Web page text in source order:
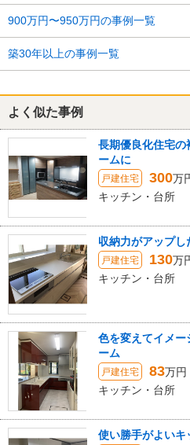
900万円〜950万円の事例一覧
築30年以上の事例一覧
よく似た事例
長期優良化住宅の
ームに
戸建住宅 300万
キッチン・台所
収納力がアップ
戸建住宅 130万
キッチン・台所
色を変えてイメー
ーム
戸建住宅 83万円
キッチン・台所
使い勝手がよいキ